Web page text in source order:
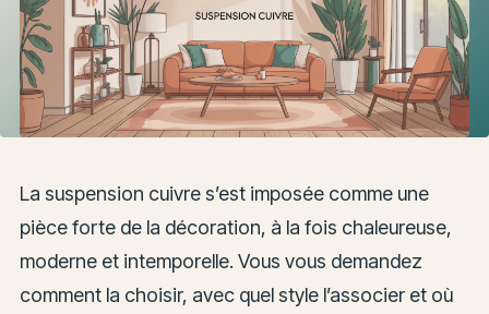
La suspension cuivre s’est imposée comme une
pièce forte de la décoration, à la fois chaleureuse,
moderne et intemporelle. Vous vous demandez
comment la choisir, avec quel style l’associer et où